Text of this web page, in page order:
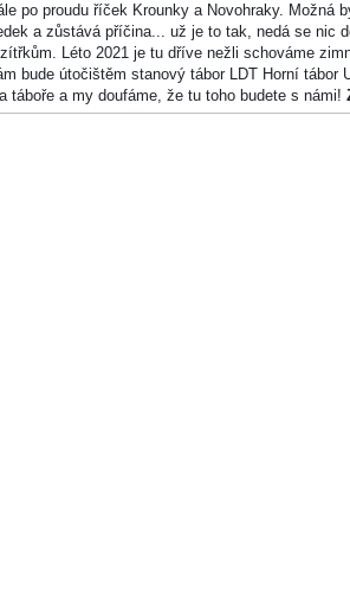
po proudu říček Krounky a Novohraky. Možná
a zůstává příčina... už je to tak, nedá se nic
Léto 2021 je tu dříve nežli schováme
bude útočištěm stanový tábor LDT Horní tábor
táboře a my doufáme, že tu toho budete s námi!